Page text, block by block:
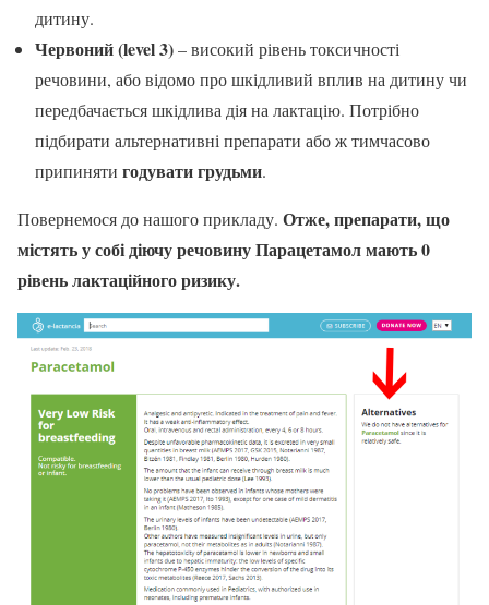
дитину.
Червоний (level 3)– високий рівень токсичності
речовини, або відомо про шкідливий вплив на дитину чи
передбачається шкідлива дія на лактацію. Потрібно
підбирати альтернативні препарати або ж тимчасово
припиняти годувати грудьми.
Повернемося до нашого прикладу. Отже, препарати, що
містять у собі діючу речовину Парацетамол мають 0
рівень лактаційного ризику.